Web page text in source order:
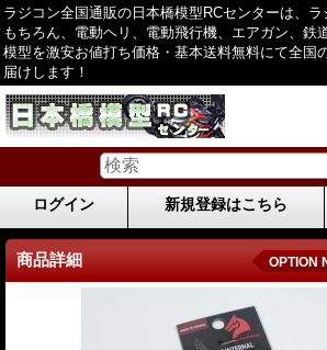
ラジコン全国通販の日本橋模型RCセンターは、ラ
もちろん、電動ヘリ、電動飛行機、エアガン、鉄
模型を激安お値打ち価格・基本送料無料にて全国
届けします！
ログイン 新規登録はこちら
商品詳細 OPTION